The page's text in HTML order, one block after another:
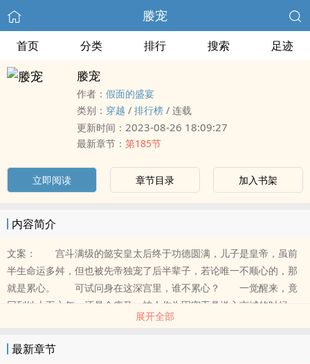
媵宠
首页 分类 排行 搜索 足迹
媵宠
作者： 假面的盛宴
类别： 穿越 / 排行榜 / 连载
更新时间： 2023-08-26 18:09:27
最新章节： 第185节
立即阅读 章节目录 加入书架
内容简介
文案： 宫斗满级的懿安皇太后终于功德圆满，儿子是皇帝，虽前
半生命运多舛，但也被先帝独宠了后半辈子，若论唯一不顺心的，那
就是累心。 可试问身在这深宫里，谁不累心？ 一觉醒来，竟
回到她十五之年，还是个瘦马，被人作为固宠工具送入京城的时候，
故事就这么开始了…… ps:洁党勿入！！！！！！！ ps:女主从
子躺赢。吃吃喝喝甜甜养孩子的半宫斗文。男主是太子，后来是皇
展开全部
最新章节